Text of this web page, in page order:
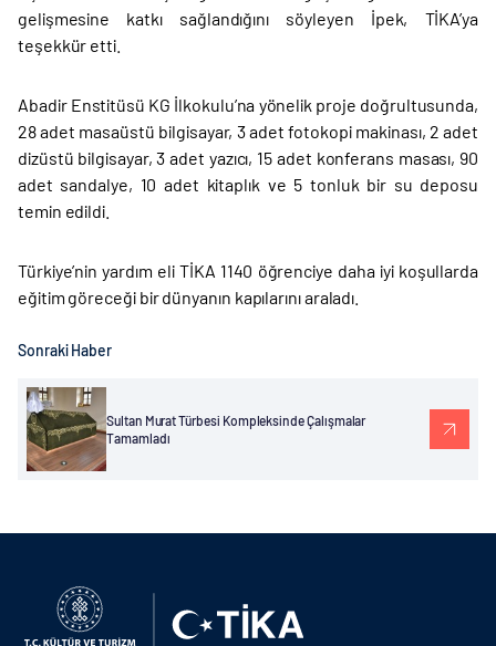
gelişmesine katkı sağlandığını söyleyen İpek, TİKA’ya
teşekkür etti.
Abadir Enstitüsü KG İlkokulu’na yönelik proje doğrultusunda,
28 adet masaüstü bilgisayar, 3 adet fotokopi makinası, 2 adet
dizüstü bilgisayar, 3 adet yazıcı, 15 adet konferans masası, 90
adet sandalye, 10 adet kitaplık ve 5 tonluk bir su deposu
temin edildi.
Türkiye’nin yardım eli TİKA 1140 öğrenciye daha iyi koşullarda
eğitim göreceği bir dünyanın kapılarını araladı.
Sonraki Haber
Sultan Murat Türbesi Kompleksinde Çalışmalar
Tamamladı